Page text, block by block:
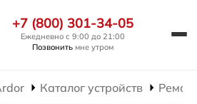
+7 (800) 301-34-05
Ежедневно с 9:00 до 21:00
Позвонить мне утром
Каталог устройств